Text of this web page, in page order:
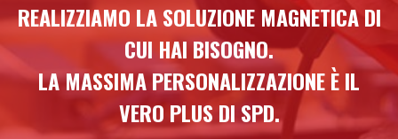
REALIZZIAMO LA SOLUZIONE MAGNETICA DI
CUI HAI BISOGNO.
LA MASSIMA PERSONALIZZAZIONE È IL
VERO PLUS DI SPD.